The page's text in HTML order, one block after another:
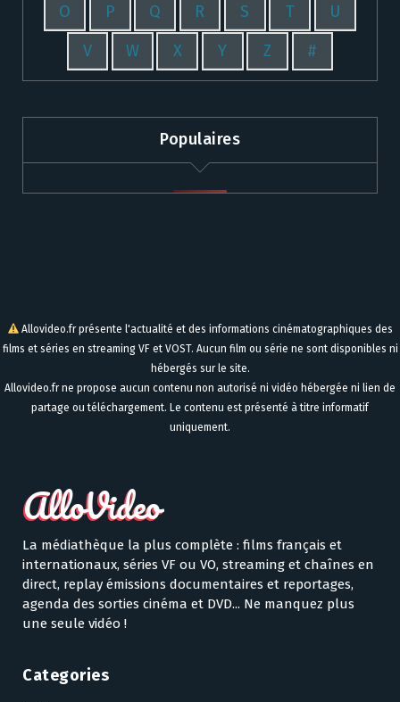
O P Q R S T U
V W X Y Z #
Populaires
Allovideo.fr présente l'actualité et des informations cinématographiques des
films et séries en streaming VF et VOST. Aucun film ou série ne sont disponibles ni
hébergés sur le site.
Allovideo.fr ne propose aucun contenu non autorisé ni vidéo hébergée ni lien de
partage ou téléchargement. Le contenu est présenté à titre informatif
uniquement.
La médiathèque la plus complète : films français et
internationaux, séries VF ou VO, streaming et chaînes en
direct, replay émissions documentaires et reportages,
agenda des sorties cinéma et DVD... Ne manquez plus
une seule vidéo !
Categories